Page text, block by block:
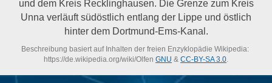
und dem Kreis Recklinghausen. Die Grenze zum Kreis
Unna verläuft südöstlich entlang der Lippe und östlich
hinter dem Dortmund-Ems-Kanal.
Beschreibung basiert auf Inhalten der freien Enzyklopädie Wikipedia:
https://de.wikipedia.org/wiki/Olfen GNU & CC-BY-SA 3.0.